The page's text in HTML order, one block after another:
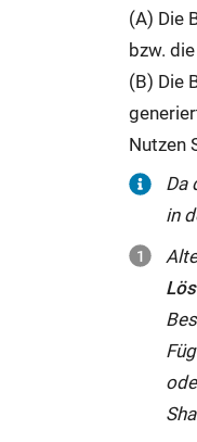
(A) Die
bzw.
(B) Die
Nutzen
Da
in